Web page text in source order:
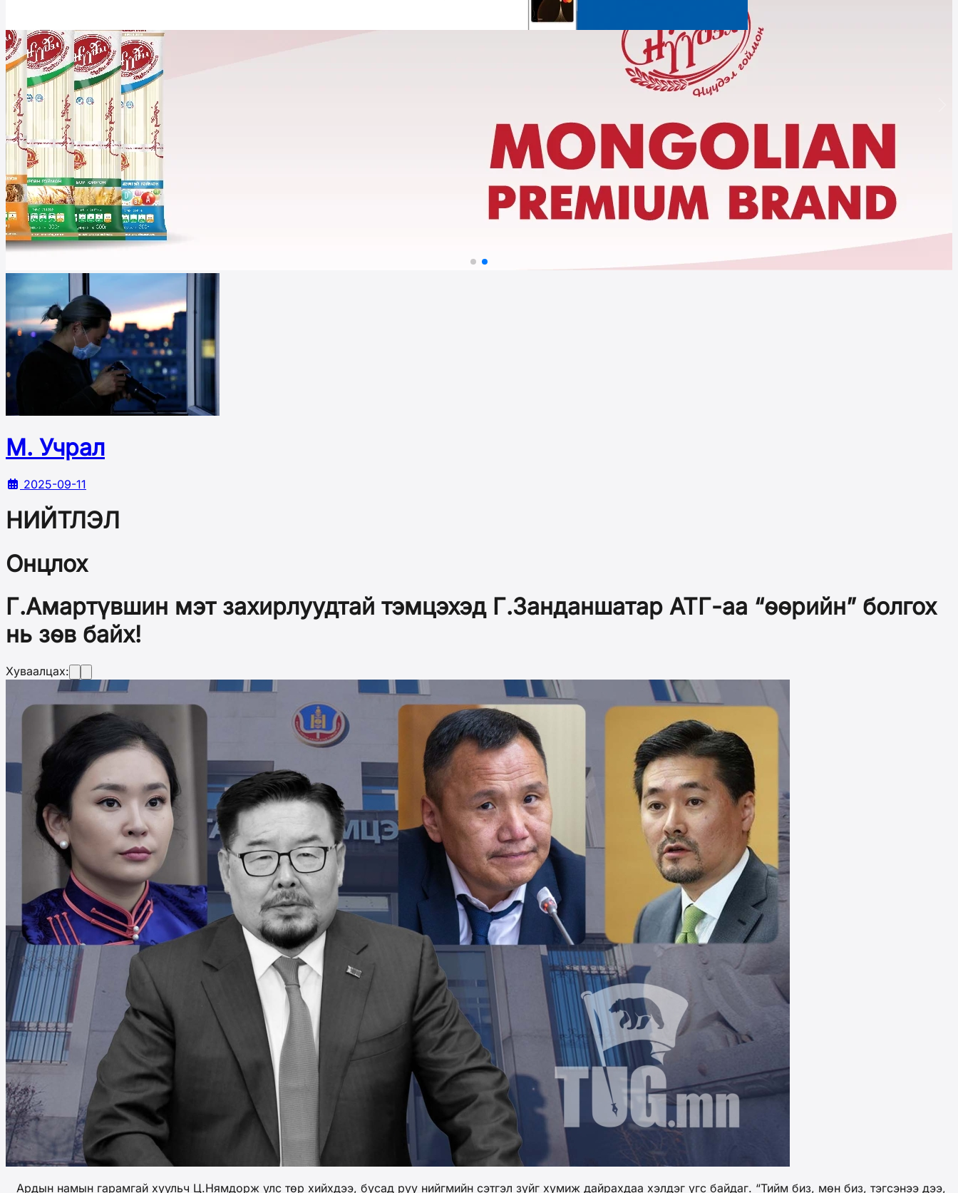
М. Учрал
2025-09-11
НИЙТЛЭЛ
Онцлох
Г.Амартүвшин мэт захирлуудтай тэмцэхэд Г.Занданшатар АТГ-аа “өөрийн” болгох
нь зөв байх!
Хуваалцах:
Ардын намын гарамгай хуульч Ц.Нямдорж улс төр хийхдээ, бусад руу нийгмийн сэтгэл зүйг хумиж дайрахдаа хэлдэг үгс байдаг. “Тийм биз, мөн биз, тэгсэнээ дээ,